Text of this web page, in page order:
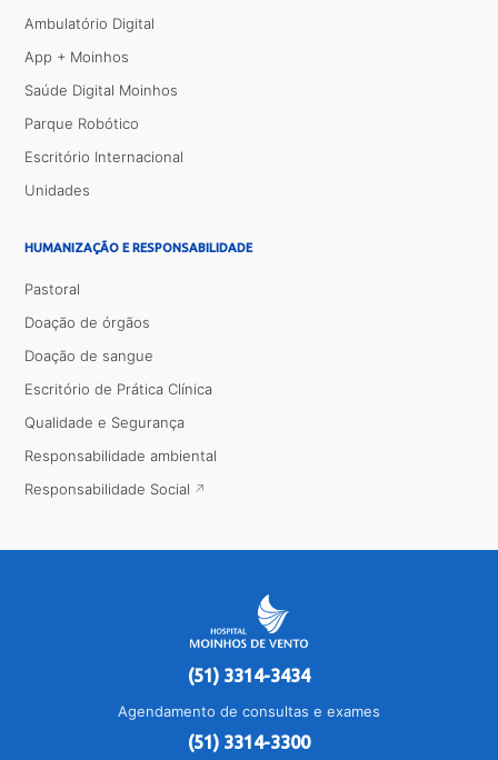
Ambulatório Digital
App + Moinhos
Saúde Digital Moinhos
Parque Robótico
Escritório Internacional
Unidades
HUMANIZAÇÃO E RESPONSABILIDADE
Pastoral
Doação de órgãos
Doação de sangue
Escritório de Prática Clínica
Qualidade e Segurança
Responsabilidade ambiental
Responsabilidade Social
(51) 3314-3434
Agendamento de consultas e exames
(51) 3314-3300